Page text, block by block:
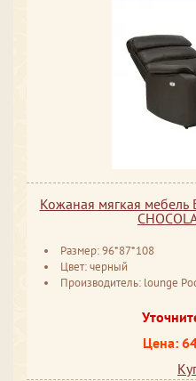
Кожаная мягкая
Размер: 96*87*108
Цвет: черный
Производитель: lounge
Цена: